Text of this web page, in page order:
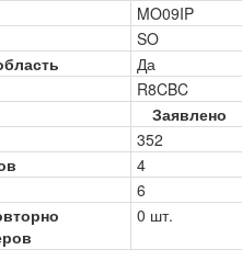
MO09IP
SO
Да
R8CBC
Заявлено
352
4
6
0 шт.